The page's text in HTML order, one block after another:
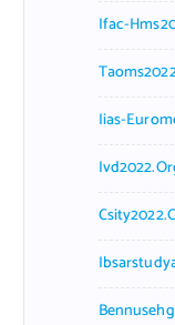
Ifac-
Iias-